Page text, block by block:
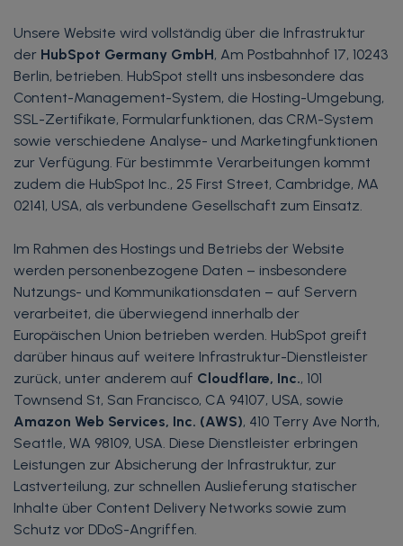
Unsere Website wird vollständig über die Infrastruktur
der HubSpot Germany GmbH, Am Postbahnhof 17, 10243
Berlin, betrieben. HubSpot stellt uns insbesondere das
Content-Management-System, die Hosting-Umgebung,
SSL-Zertifikate, Formularfunktionen, das CRM-System
sowie verschiedene Analyse- und Marketingfunktionen
zur Verfügung. Für bestimmte Verarbeitungen kommt
zudem die HubSpot Inc., 25 First Street, Cambridge, MA
02141, USA, als verbundene Gesellschaft zum Einsatz.
Im Rahmen des Hostings und Betriebs der Website
werden personenbezogene Daten – insbesondere
Nutzungs- und Kommunikationsdaten – auf Servern
verarbeitet, die überwiegend innerhalb der
Europäischen Union betrieben werden. HubSpot greift
darüber hinaus auf weitere Infrastruktur-Dienstleister
zurück, unter anderem auf Cloudflare, Inc., 101
Townsend St, San Francisco, CA 94107, USA, sowie
Amazon Web Services, Inc. (AWS), 410 Terry Ave North,
Seattle, WA 98109, USA. Diese Dienstleister erbringen
Leistungen zur Absicherung der Infrastruktur, zur
Lastverteilung, zur schnellen Auslieferung statischer
Inhalte über Content Delivery Networks sowie zum
Schutz vor DDoS-Angriffen.